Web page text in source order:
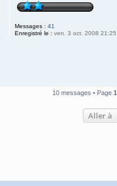
Messages : 41
Enregistré le : ven. 3 oct. 2008 21:25
10 messages • Page 1
Aller à